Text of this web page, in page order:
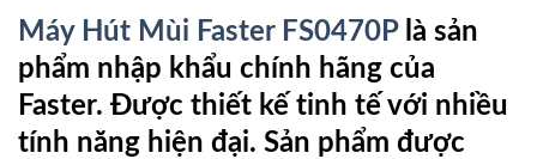
Máy Hút Mùi Faster FS0470Plà sản
phẩm nhập khẩu chính hãng của
Faster. Được thiết kế tinh tế với nhiều
tính năng hiện đại. Sản phẩm được